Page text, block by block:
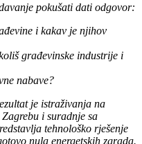
pokušati dati odgovor:
i kakav je njihov
građevinske industrije i
nabave?
je istraživanja na
i suradnje sa
tehnološko rješenje
nula energetskih zgrada.